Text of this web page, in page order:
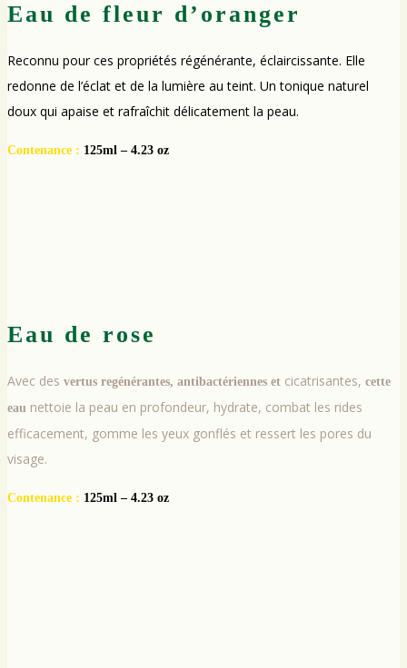
Eau de fleur d’oranger
Reconnu pour ces propriétés régénérante, éclaircissante. Elle
redonne de l’éclat et de la lumière au teint. Un tonique naturel
doux qui apaise et rafraîchit délicatement la peau.
Contenance : 125ml – 4.23 oz
Eau de rose
Avec des vertus regénérantes, antibactériennes et cicatrisantes, cette
eau nettoie la peau en profondeur, hydrate, combat les rides
efficacement, gomme les yeux gonflés et ressert les pores du
visage.
Contenance : 125ml – 4.23 oz